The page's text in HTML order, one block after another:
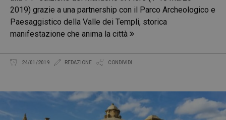
2019) grazie a una partnership con il Parco Archeologico e
Paesaggistico della Valle dei Templi, storica
manifestazione che anima la città
24/01/2019 REDAZIONE CONDIVIDI